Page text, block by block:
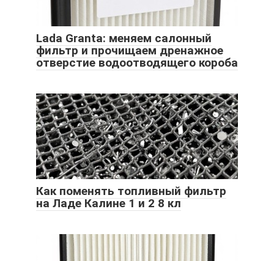
Lada Granta: меняем салонный
фильтр и прочищаем дренажное
отверстие водоотводящего короба
Как поменять топливный фильтр
на Ладе Калине 1 и 2 8 кл